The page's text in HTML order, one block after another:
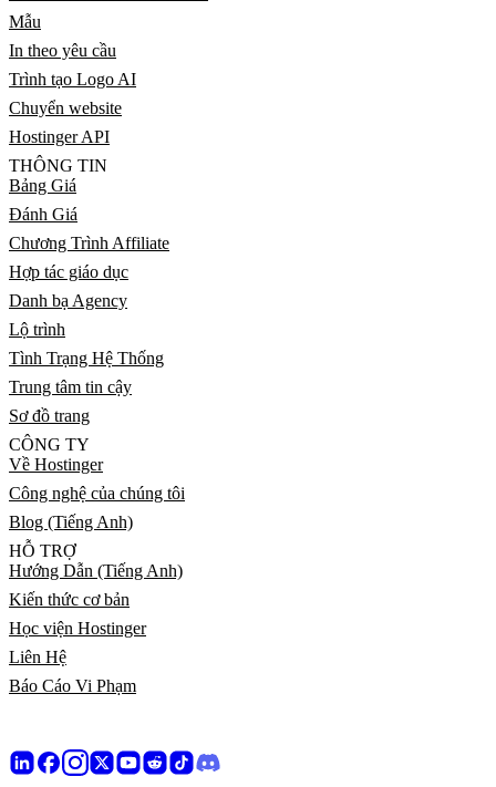
Mẫu
In theo yêu cầu
Trình tạo Logo AI
Chuyển website
Hostinger API
THÔNG TIN
Bảng Giá
Đánh Giá
Chương Trình Affiliate
Hợp tác giáo dục
Danh bạ Agency
Lộ trình
Tình Trạng Hệ Thống
Trung tâm tin cậy
Sơ đồ trang
CÔNG TY
Về Hostinger
Công nghệ của chúng tôi
Blog (Tiếng Anh)
HỖ TRỢ
Hướng Dẫn (Tiếng Anh)
Kiến thức cơ bản
Học viện Hostinger
Liên Hệ
Báo Cáo Vi Phạm